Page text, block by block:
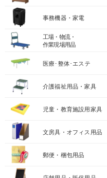
事務機器・家電
工場・物流・
作業現場用品
医療･整体･エステ
介護福祉用品・家具
児童・教育施設用家具
文房具・オフィス用品
郵便・梱包用品